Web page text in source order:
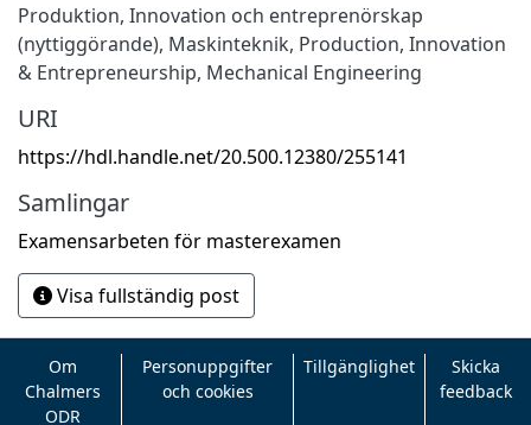
Produktion, Innovation och entreprenörskap
(nyttiggörande), Maskinteknik, Production, Innovation
& Entrepreneurship, Mechanical Engineering
URI
https://hdl.handle.net/20.500.12380/255141
Samlingar
Examensarbeten för masterexamen
Visa fullständig post
Om
Chalmers
ODR
Personuppgifter
och cookies
Tillgänglighet
Skicka
feedback